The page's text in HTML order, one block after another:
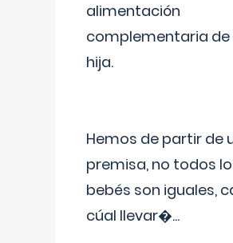
alimentación
complementaria de
hija.
Hemos de partir de
premisa, no todos
bebés son iguales,
cúal llevar�...